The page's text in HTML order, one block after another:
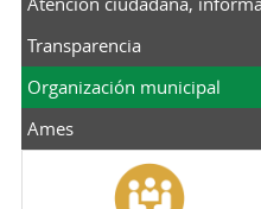
Transparencia
Organización municipal
Ames